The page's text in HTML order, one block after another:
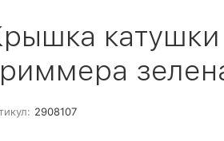
катушки
2908107